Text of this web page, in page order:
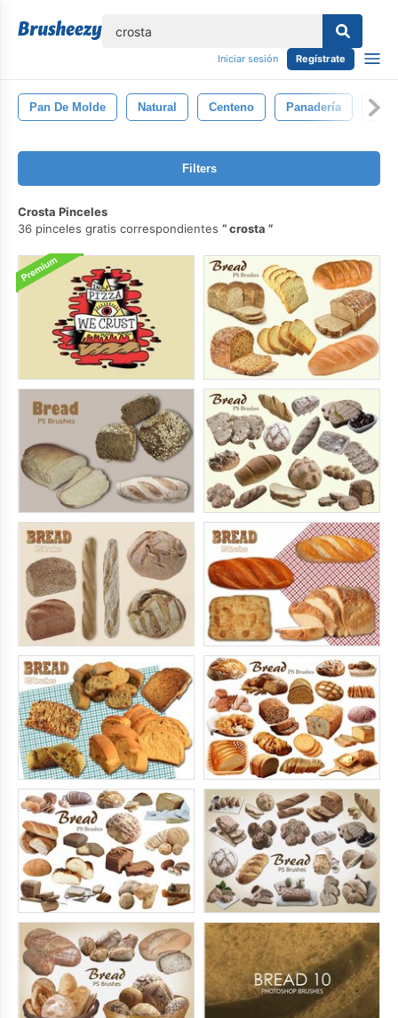
Iniciar sesión Regístrate
Pan De Molde Natural Centeno Panadería
Filters
Crosta Pinceles
36 pinceles gratis correspondientes
crosta